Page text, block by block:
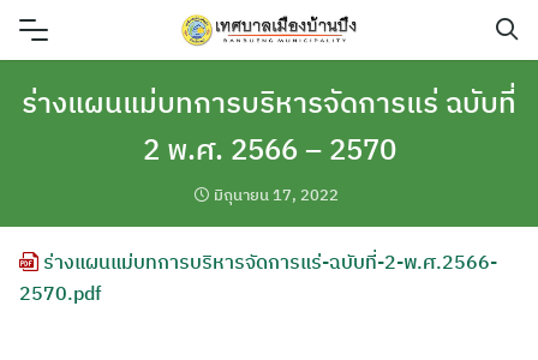
Skip
ร่างแผนแม่บทการบริหารจัดการแร่ ฉบับที่
2 พ.ศ. 2566 – 2570
มิถุนายน 17, 2022
ร่างแผนแม่บทการบริหารจัดการแร่-ฉบับที่-2-พ.ศ.2566-
2570.pdf